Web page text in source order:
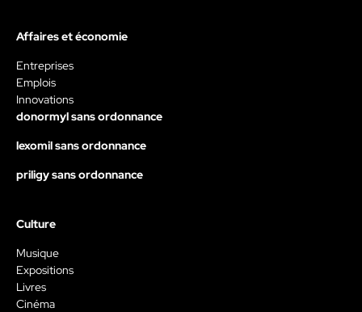
Affaires et économie
Entreprises
Emplois
Innovations
donormyl sans ordonnance
lexomil sans ordonnance
priligy sans ordonnance
Culture
Musique
Expositions
Livres
Cinéma